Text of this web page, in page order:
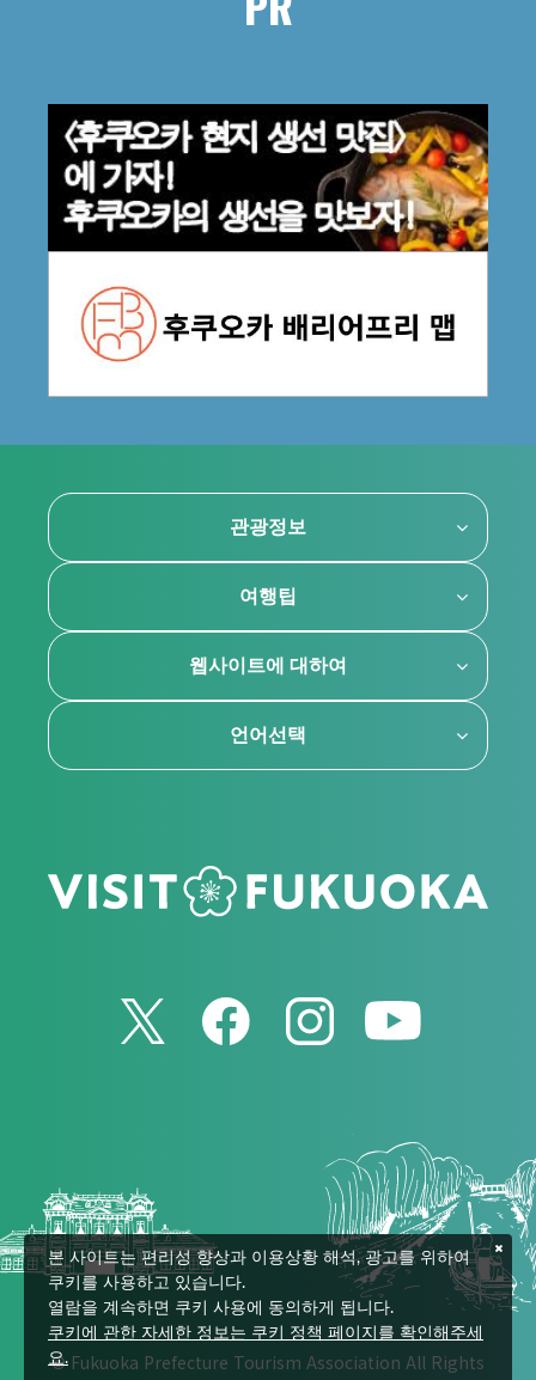
PR
관광정보
여행팁
웹사이트에 대하여
언어선택
© Fukuoka Prefecture Tourism Association All Rights
본 사이트는 편리성 향상과 이용상황 해석, 광고를 위하여
쿠키를 사용하고 있습니다.
열람을 계속하면 쿠키 사용에 동의하게 됩니다.
쿠키에 관한 자세한 정보는 쿠키 정책 페이지를 확인해주세
요.